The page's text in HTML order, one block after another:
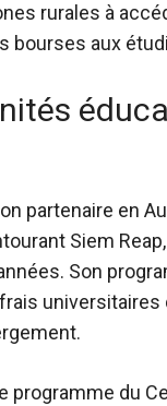
rurales à
bourses aux
partenaire en
Siem
Son
programme du